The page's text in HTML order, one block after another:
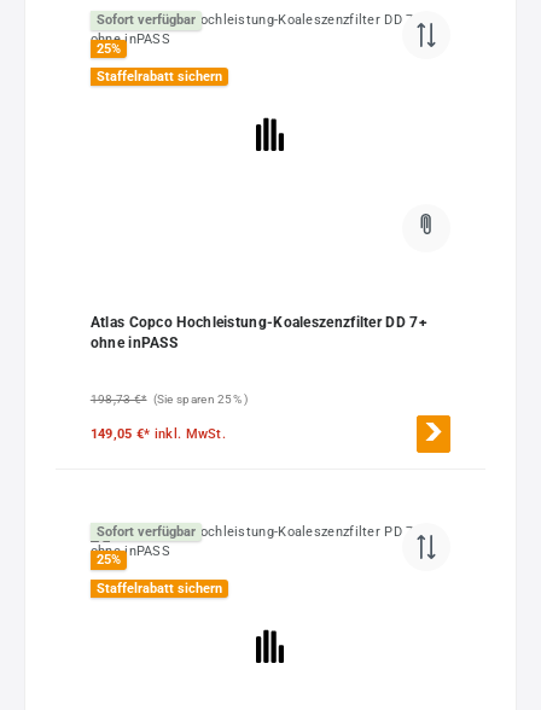
Sofort verfügbar
25%
Staffelrabatt sichern
Atlas Copco Hochleistung-Koaleszenzfilter DD 7+
ohne inPASS
198,73 €* (Sie sparen 25% )
149,05 €* inkl. MwSt.
Sofort verfügbar
25%
Staffelrabatt sichern